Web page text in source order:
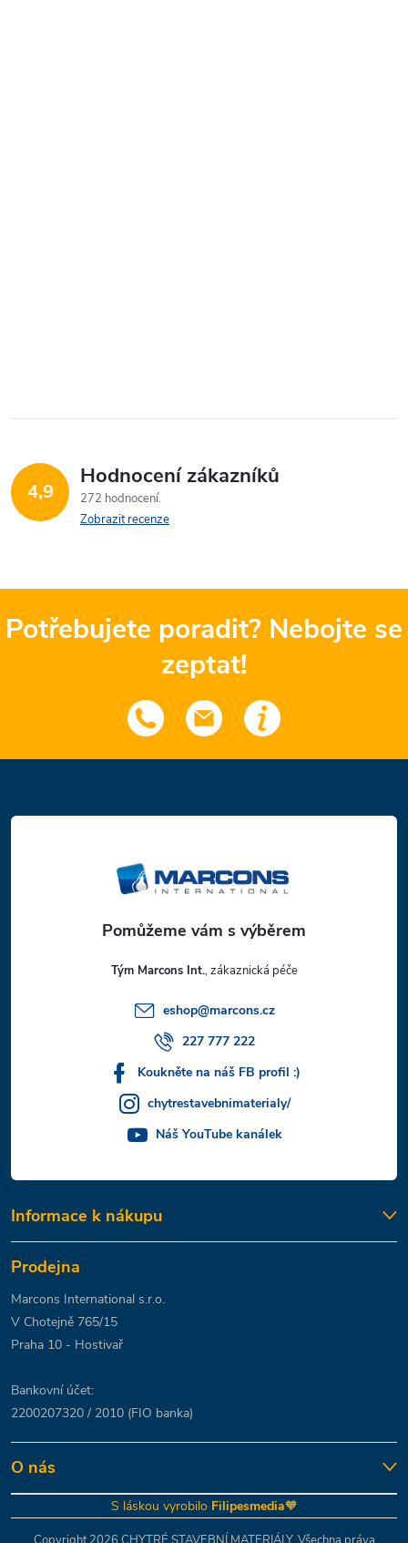
4,9
Hodnocení zákazníků
272 hodnocení
Zobrazit recenze
Potřebujete poradit? Nebojte se
zeptat!
á
Tým Marcons Int.
eshop@marcons.cz
227 777 222
Koukněte na náš FB profil :)
chytrestavebnimaterialy/
Náš YouTube kanálek
Informace k nákupu
Prodejna
Marcons International s.r.o.
V Chotejně 765/15
Praha 10 - Hostivař
Bankovní účet:
2200207320 / 2010 (FIO banka)
O nás
S láskou vyrobilo Filipesmedia🧡